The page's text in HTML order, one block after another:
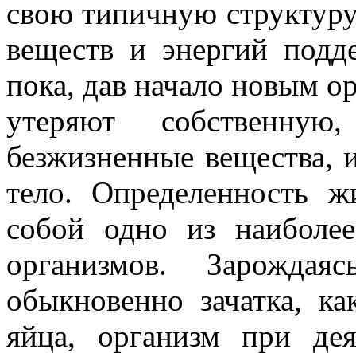
свою типичную
веществ и энергий
пока, дав начало новым
утеряют
безжизненные вещества,
тело. Определенность
собой одно из
организмов.
обыкновенно зачатка,
яйца, организм при